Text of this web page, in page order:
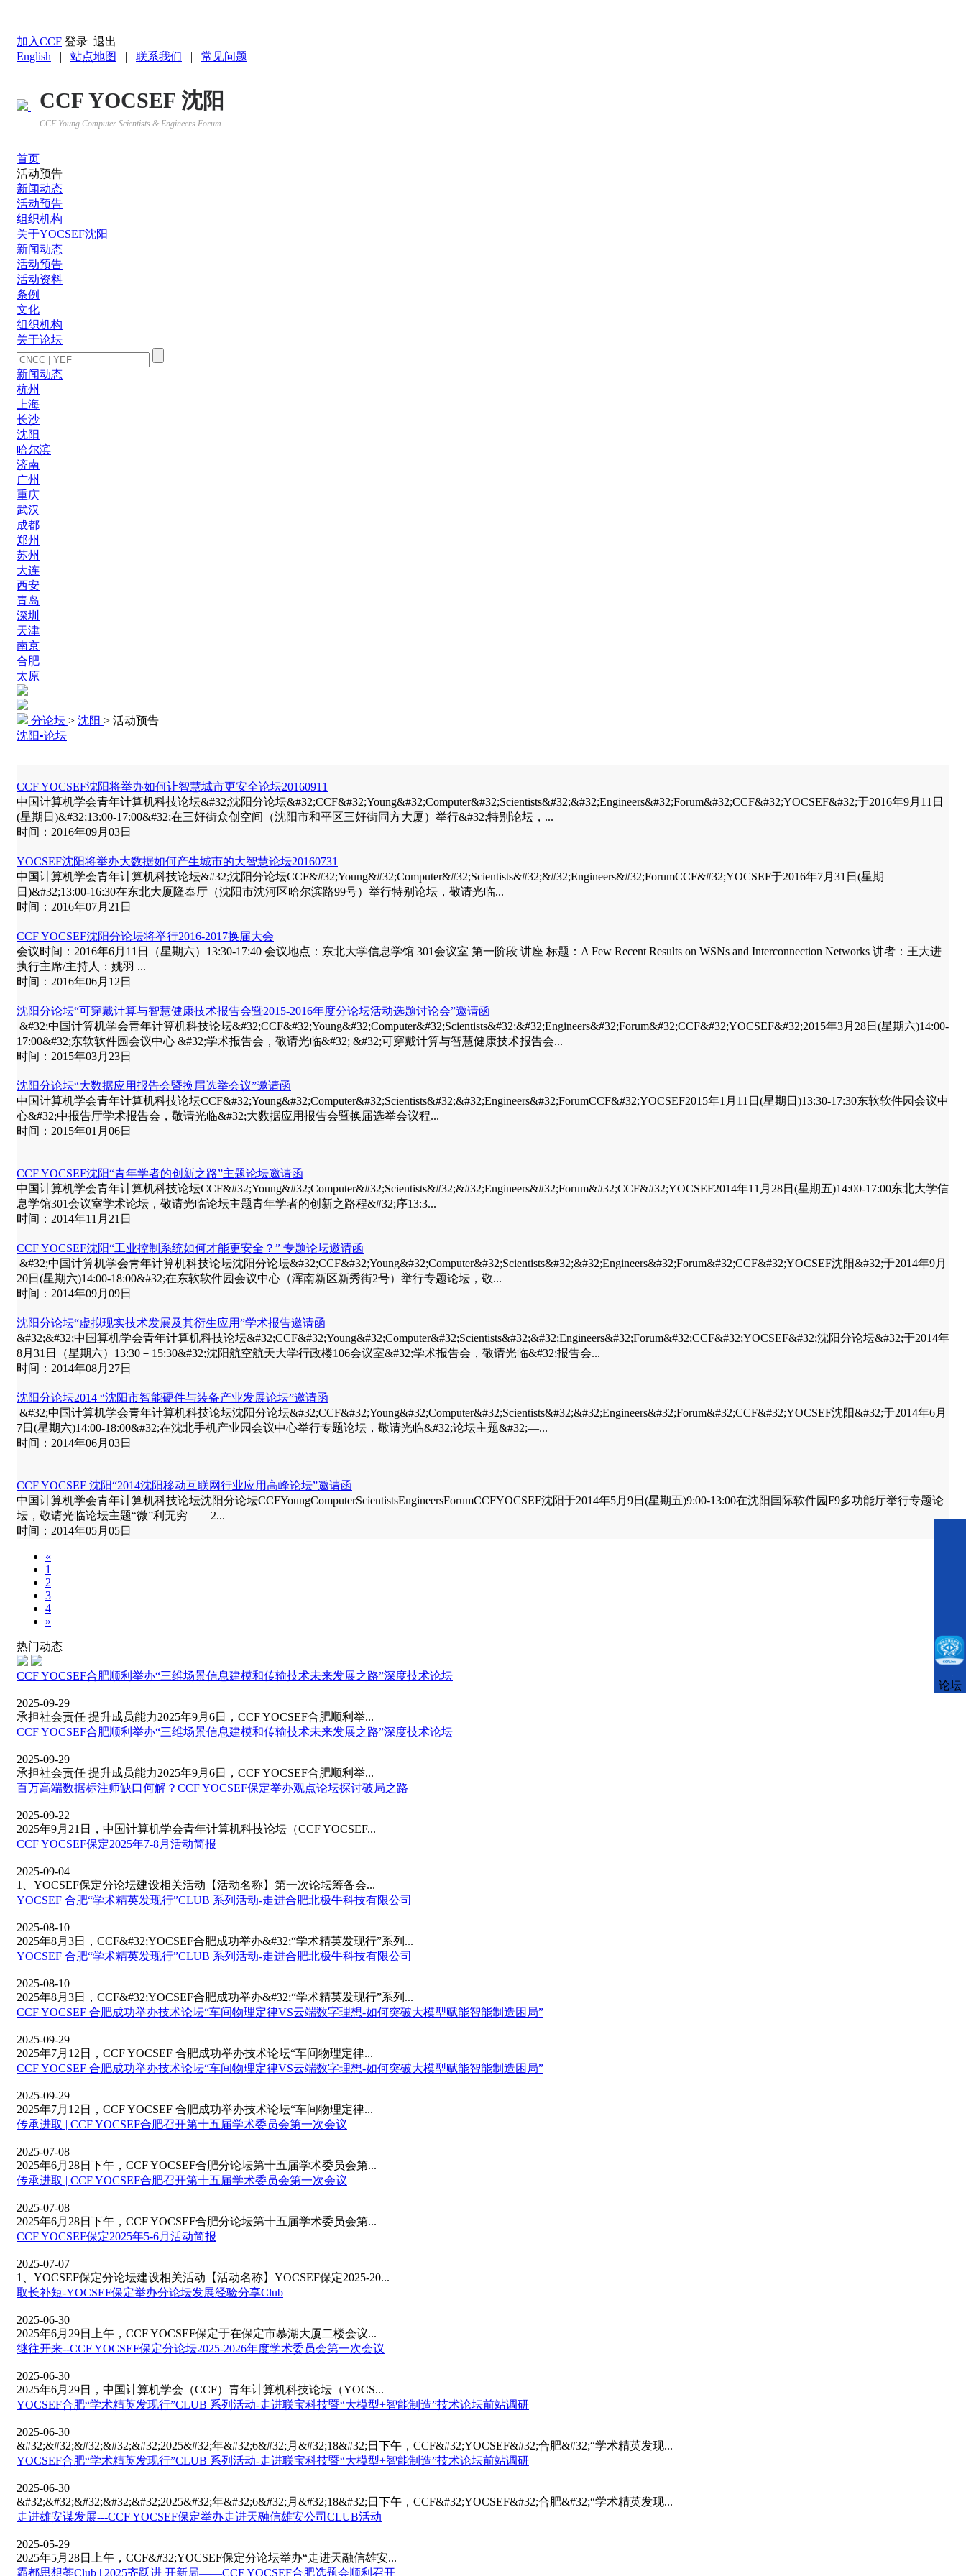
加入CCF 登录 退出
English | 站点地图 | 联系我们 | 常见问题
CCF YOCSEF 沈阳
CCF Young Computer Scientists & Engineers Forum
首页
活动预告
新闻动态
活动预告
组织机构
关于YOCSEF沈阳
新闻动态
活动预告
活动资料
条例
文化
组织机构
关于论坛
新闻动态
杭州
上海
长沙
沈阳
哈尔滨
济南
广州
重庆
武汉
成都
郑州
苏州
大连
西安
青岛
深圳
天津
南京
合肥
太原
分论坛 > 沈阳 > 活动预告
沈阳▪论坛
CCF YOCSEF沈阳将举办如何让智慧城市更安全论坛20160911
中国计算机学会青年计算机科技论坛&#32;沈阳分论坛&#32;CCF&#32;Young&#32;Computer&#32;Scientists&#32;&#32;Engineers&#32;Forum&#32;CCF&#32;YOCSEF&#32;于2016年9月11日
(星期日)&#32;13:00-17:00&#32;在三好街众创空间（沈阳市和平区三好街同方大厦）举行&#32;特别论坛，...
时间：2016年09月03日
YOCSEF沈阳将举办大数据如何产生城市的大智慧论坛20160731
中国计算机学会青年计算机科技论坛&#32;沈阳分论坛CCF&#32;Young&#32;Computer&#32;Scientists&#32;&#32;Engineers&#32;ForumCCF&#32;YOCSEF于2016年7月31日(星期
日)&#32;13:00-16:30在东北大厦隆奉厅（沈阳市沈河区哈尔滨路99号）举行特别论坛，敬请光临...
时间：2016年07月21日
CCF YOCSEF沈阳分论坛将举行2016-2017换届大会
会议时间：2016年6月11日（星期六）13:30-17:40 会议地点：东北大学信息学馆 301会议室 第一阶段 讲座 标题：A Few Recent Results on WSNs and Interconnection Networks 讲者：王大进
执行主席/主持人：姚羽 ...
时间：2016年06月12日
沈阳分论坛“可穿戴计算与智慧健康技术报告会暨2015-2016年度分论坛活动选题讨论会”邀请函
&#32;中国计算机学会青年计算机科技论坛&#32;CCF&#32;Young&#32;Computer&#32;Scientists&#32;&#32;Engineers&#32;Forum&#32;CCF&#32;YOCSEF&#32;2015年3月28日(星期六)14:00-
17:00&#32;东软软件园会议中心 &#32;学术报告会，敬请光临&#32; &#32;可穿戴计算与智慧健康技术报告会...
时间：2015年03月23日
沈阳分论坛“大数据应用报告会暨换届选举会议”邀请函
中国计算机学会青年计算机科技论坛CCF&#32;Young&#32;Computer&#32;Scientists&#32;&#32;Engineers&#32;ForumCCF&#32;YOCSEF2015年1月11日(星期日)13:30-17:30东软软件园会议中
心&#32;中报告厅学术报告会，敬请光临&#32;大数据应用报告会暨换届选举会议程...
时间：2015年01月06日
CCF YOCSEF沈阳“青年学者的创新之路”主题论坛邀请函
中国计算机学会青年计算机科技论坛CCF&#32;Young&#32;Computer&#32;Scientists&#32;&#32;Engineers&#32;Forum&#32;CCF&#32;YOCSEF2014年11月28日(星期五)14:00-17:00东北大学信
息学馆301会议室学术论坛，敬请光临论坛主题青年学者的创新之路程&#32;序13:3...
时间：2014年11月21日
CCF YOCSEF沈阳“工业控制系统如何才能更安全？” 专题论坛邀请函
&#32;中国计算机学会青年计算机科技论坛沈阳分论坛&#32;CCF&#32;Young&#32;Computer&#32;Scientists&#32;&#32;Engineers&#32;Forum&#32;CCF&#32;YOCSEF沈阳&#32;于2014年9月
20日(星期六)14:00-18:00&#32;在东软软件园会议中心（浑南新区新秀街2号）举行专题论坛，敬...
时间：2014年09月09日
沈阳分论坛“虚拟现实技术发展及其衍生应用”学术报告邀请函
&#32;&#32;中国算机学会青年计算机科技论坛&#32;CCF&#32;Young&#32;Computer&#32;Scientists&#32;&#32;Engineers&#32;Forum&#32;CCF&#32;YOCSEF&#32;沈阳分论坛&#32;于2014年
8月31日（星期六）13:30－15:30&#32;沈阳航空航天大学行政楼106会议室&#32;学术报告会，敬请光临&#32;报告会...
时间：2014年08月27日
沈阳分论坛2014 “沈阳市智能硬件与装备产业发展论坛”邀请函
&#32;中国计算机学会青年计算机科技论坛沈阳分论坛&#32;CCF&#32;Young&#32;Computer&#32;Scientists&#32;&#32;Engineers&#32;Forum&#32;CCF&#32;YOCSEF沈阳&#32;于2014年6月
7日(星期六)14:00-18:00&#32;在沈北手机产业园会议中心举行专题论坛，敬请光临&#32;论坛主题&#32;—...
时间：2014年06月03日
CCF YOCSEF 沈阳“2014沈阳移动互联网行业应用高峰论坛”邀请函
中国计算机学会青年计算机科技论坛沈阳分论坛CCFYoungComputerScientistsEngineersForumCCFYOCSEF沈阳于2014年5月9日(星期五)9:00-13:00在沈阳国际软件园F9多功能厅举行专题论
坛，敬请光临论坛主题“微”利无穷——2...
时间：2014年05月05日
«
1
2
3
4
»
热门动态
CCF YOCSEF合肥顺利举办“三维场景信息建模和传输技术未来发展之路”深度技术论坛
2025-09-29
承担社会责任 提升成员能力2025年9月6日，CCF YOCSEF合肥顺利举...
CCF YOCSEF合肥顺利举办“三维场景信息建模和传输技术未来发展之路”深度技术论坛
2025-09-29
承担社会责任 提升成员能力2025年9月6日，CCF YOCSEF合肥顺利举...
百万高端数据标注师缺口何解？CCF YOCSEF保定举办观点论坛探讨破局之路
2025-09-22
2025年9月21日，中国计算机学会青年计算机科技论坛（CCF YOCSEF...
CCF YOCSEF保定2025年7-8月活动简报
2025-09-04
1、YOCSEF保定分论坛建设相关活动【活动名称】第一次论坛筹备会...
YOCSEF 合肥“学术精英发现行”CLUB 系列活动-走进合肥北极牛科技有限公司
2025-08-10
2025年8月3日，CCF&#32;YOCSEF合肥成功举办&#32;“学术精英发现行”系列...
YOCSEF 合肥“学术精英发现行”CLUB 系列活动-走进合肥北极牛科技有限公司
2025-08-10
2025年8月3日，CCF&#32;YOCSEF合肥成功举办&#32;“学术精英发现行”系列...
CCF YOCSEF 合肥成功举办技术论坛“车间物理定律VS云端数字理想-如何突破大模型赋能智能制造困局”
2025-09-29
2025年7月12日，CCF YOCSEF 合肥成功举办技术论坛“车间物理定律...
CCF YOCSEF 合肥成功举办技术论坛“车间物理定律VS云端数字理想-如何突破大模型赋能智能制造困局”
2025-09-29
2025年7月12日，CCF YOCSEF 合肥成功举办技术论坛“车间物理定律...
传承进取 | CCF YOCSEF合肥召开第十五届学术委员会第一次会议
2025-07-08
2025年6月28日下午，CCF YOCSEF合肥分论坛第十五届学术委员会第...
传承进取 | CCF YOCSEF合肥召开第十五届学术委员会第一次会议
2025-07-08
2025年6月28日下午，CCF YOCSEF合肥分论坛第十五届学术委员会第...
CCF YOCSEF保定2025年5-6月活动简报
2025-07-07
1、YOCSEF保定分论坛建设相关活动【活动名称】YOCSEF保定2025-20...
取长补短-YOCSEF保定举办分论坛发展经验分享Club
2025-06-30
2025年6月29日上午，CCF YOCSEF保定于在保定市慕湖大厦二楼会议...
继往开来--CCF YOCSEF保定分论坛2025-2026年度学术委员会第一次会议
2025-06-30
2025年6月29日，中国计算机学会（CCF）青年计算机科技论坛（YOCS...
YOCSEF合肥“学术精英发现行”CLUB 系列活动-走进联宝科技暨“大模型+智能制造”技术论坛前站调研
2025-06-30
&#32;&#32;&#32;&#32;&#32;2025&#32;年&#32;6&#32;月&#32;18&#32;日下午，CCF&#32;YOCSEF&#32;合肥&#32;“学术精英发现...
YOCSEF合肥“学术精英发现行”CLUB 系列活动-走进联宝科技暨“大模型+智能制造”技术论坛前站调研
2025-06-30
&#32;&#32;&#32;&#32;&#32;2025&#32;年&#32;6&#32;月&#32;18&#32;日下午，CCF&#32;YOCSEF&#32;合肥&#32;“学术精英发现...
走进雄安谋发展---CCF YOCSEF保定举办走进天融信雄安公司CLUB活动
2025-05-29
2025年5月28日上午，CCF&#32;YOCSEF保定分论坛举办“走进天融信雄安...
霸都思想荟Club | 2025齐跃进 开新局——CCF YOCSEF合肥选题会顺利召开
论坛